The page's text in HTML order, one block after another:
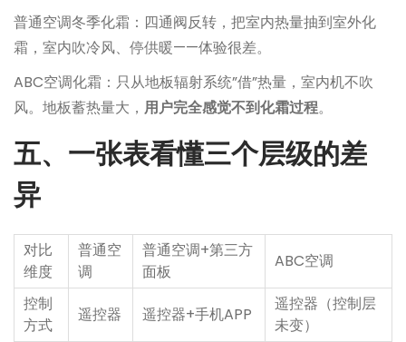
普通空调冬季化霜：四通阀反转，把室内热量抽到室外化
霜，室内吹冷风、停供暖——体验很差。
ABC空调化霜：只从地板辐射系统”借”热量，室内机不吹
风。地板蓄热量大， 用户完全感觉不到化霜过程。
五、一张表看懂三个层级的差
异
对比
维度
普通空
调
普通空调+第三方
面板
ABC空调
控制
方式
遥控器 遥控器+手机APP
遥控器（控制层
未变）